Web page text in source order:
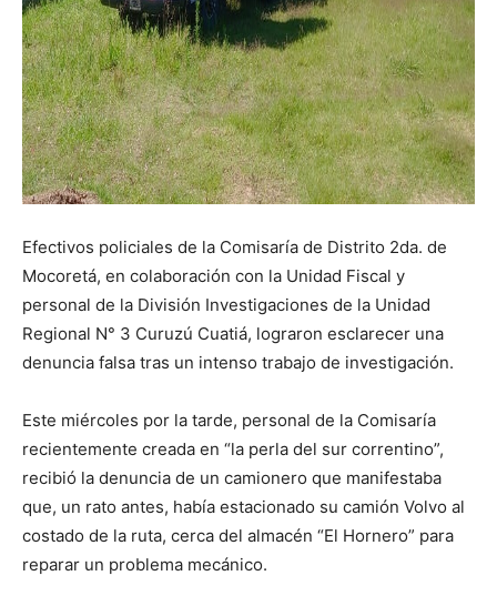
Efectivos policiales de la Comisaría de Distrito 2da. de
Mocoretá, en colaboración con la Unidad Fiscal y
personal de la División Investigaciones de la Unidad
Regional N° 3 Curuzú Cuatiá, lograron esclarecer una
denuncia falsa tras un intenso trabajo de investigación.
Este miércoles por la tarde, personal de la Comisaría
recientemente creada en “la perla del sur correntino”,
recibió la denuncia de un camionero que manifestaba
que, un rato antes, había estacionado su camión Volvo al
costado de la ruta, cerca del almacén “El Hornero” para
reparar un problema mecánico.